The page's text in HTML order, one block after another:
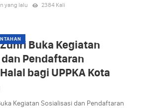
yang lalu 2384 Kali
Buka Kegiatan
Pendaftaran
bagi UPPKA Kota
Kegiatan Sosialisasi dan Pendaftaran